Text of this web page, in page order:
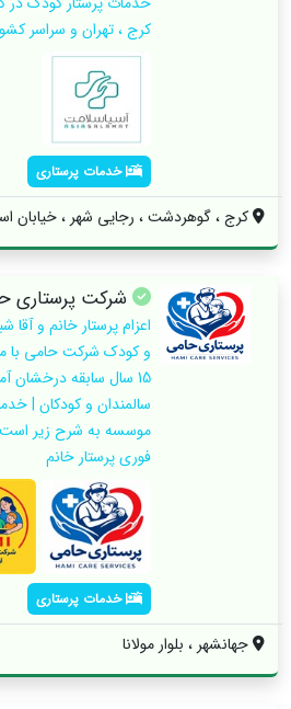
کرج ، تهران و سراسر
خدمات پرستاری
کرج ، گوهردشت ، رجایی شهر ، خیابان
شرکت پرستاری
اعزام پرستار خانم و آقا
و کودک شرکت حامی با
15 سال سابقه درخشان
سالمندان و کودکان |
موسسه به شرح زیر است:
فوری پرستار خانم
خدمات پرستاری
جهانشهر ، بلوار مولانا